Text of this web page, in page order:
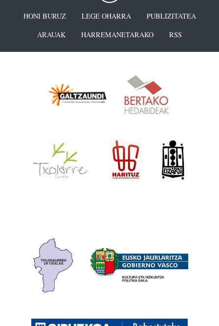
HONI BURUZ LEGE OHARRA
PUBLIZITATEA
ARAUAK
HARREMANETARAKO RSS